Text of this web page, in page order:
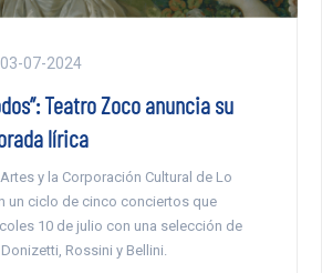
03-07-2024
Teatro Zoco anuncia su
lírica
y la Corporación Cultural de Lo
un ciclo de cinco conciertos que
10 de julio con una selección de
Rossini y Bellini.